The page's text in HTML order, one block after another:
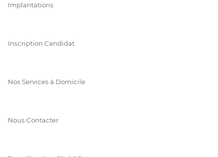
Implantations
Inscription Candidat
Nos Services à Domicile
Nous Contacter